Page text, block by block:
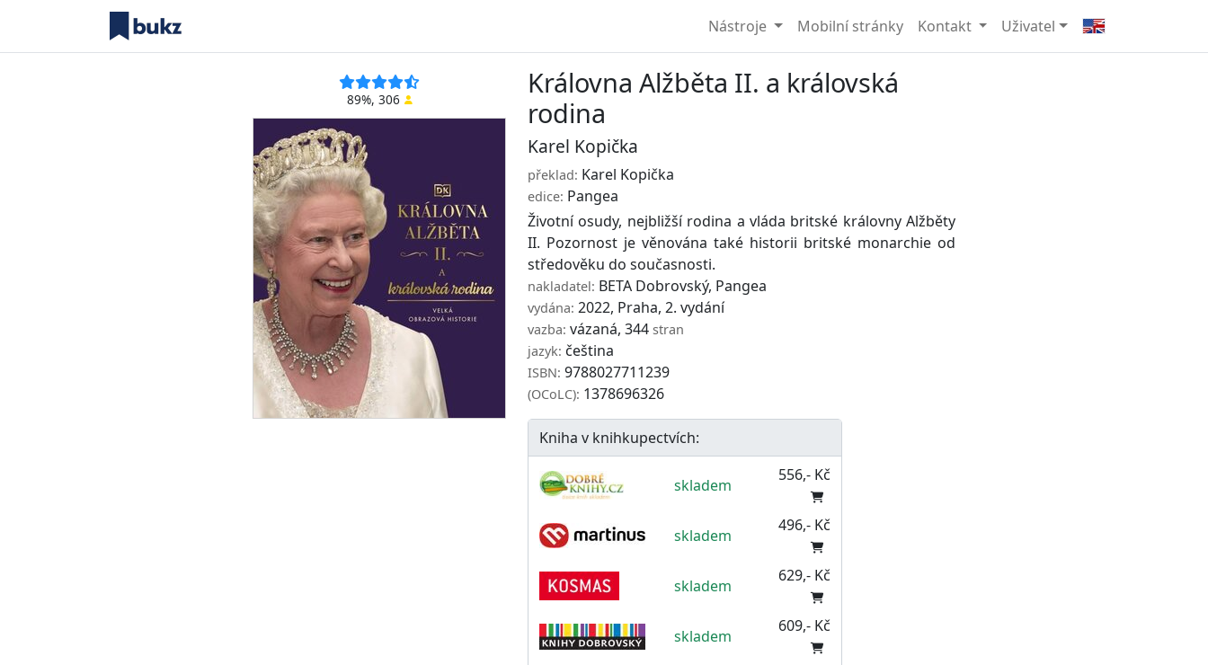
Nástroje Mobilní stránky Kontakt Uživatel
89%, 306
Královna Alžběta II. a královská
rodina
Karel Kopička
překlad: Karel Kopička
edice: Pangea
Životní osudy, nejbližší rodina a vláda britské královny Alžběty
II. Pozornost je věnována také historii britské monarchie od
středověku do současnosti.
nakladatel: BETA Dobrovský, Pangea
vydána: 2022, Praha, 2. vydání
vazba: vázaná, 344 stran
jazyk: čeština
ISBN: 9788027711239
(OCoLC): 1378696326
Kniha v knihkupectvích:
skladem
556,- Kč
skladem
496,- Kč
skladem
629,- Kč
skladem
609,- Kč